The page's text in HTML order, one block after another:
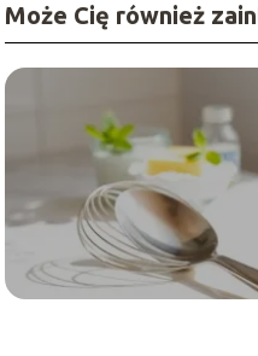
Może Cię również